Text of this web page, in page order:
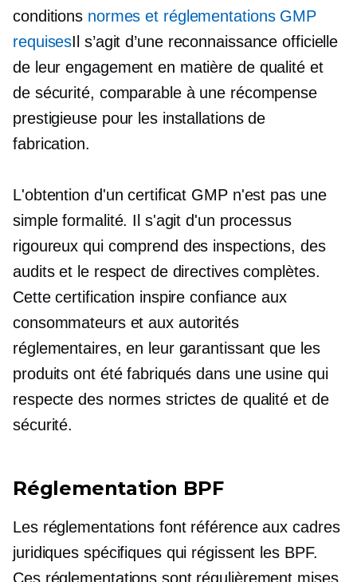
conditions normes et réglementations GMP
requisesIl s’agit d’une reconnaissance officielle
de leur engagement en matière de qualité et
de sécurité, comparable à une récompense
prestigieuse pour les installations de
fabrication.
L'obtention d'un certificat GMP n'est pas une
simple formalité. Il s'agit d'un processus
rigoureux qui comprend des inspections, des
audits et le respect de directives complètes.
Cette certification inspire confiance aux
consommateurs et aux autorités
réglementaires, en leur garantissant que les
produits ont été fabriqués dans une usine qui
respecte des normes strictes de qualité et de
sécurité.
Réglementation BPF
Les réglementations font référence aux cadres
juridiques spécifiques qui régissent les BPF.
Ces réglementations sont régulièrement mises